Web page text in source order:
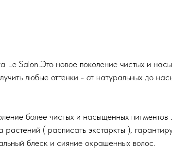
Salon.Это новое поколение чистых и
любые оттенки - от натуральных до
более чистых и насыщенных
( расписать экстаркты ),
блеск и сияние окрашенных волос.